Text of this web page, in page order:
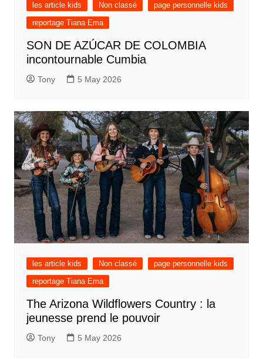
les article kids Non classé
page personnelle kids
reportage Tiana Ema
SON DE AZÚCAR DE COLOMBIA
incontournable Cumbia
Tony 5 May 2026
les article kids Non classé
page personnelle kids
reportage Tiana Ema
The Arizona Wildflowers Country : la
jeunesse prend le pouvoir
Tony 5 May 2026